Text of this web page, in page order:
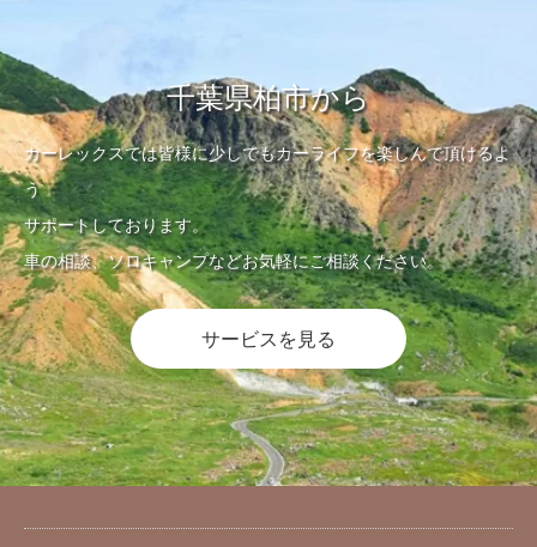
千葉県柏市から
カーレックスでは皆様に少しでもカーライフを楽しんで頂けるよ
う
サポートしております。
車の相談、ソロキャンプなどお気軽にご相談ください。
サービスを見る